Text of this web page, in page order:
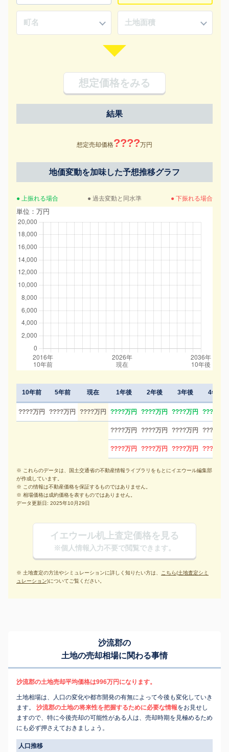
想定価格をみる
結果
想定売却価格????万円
地価変動を加味した予想推移グラフ
● 上振れる場合 ● 過去変動と同水準 ● 下振れる場合
単位：万円
10年前 5年前 現在
????万円 ????万円 ????万円
1年後 2年後 3年後 4年後
????万円 ????万円 ????万円 ????万円
????万円 ????万円 ????万円 ????万円
????万円 ????万円 ????万円 ????万円
※ これらのデータは、国土交通省の不動産情報ライブラリをもとにイエウール編集部
が作成しています。
※ この情報は不動産価格を保証するものではありません。
※ 相場価格は成約価格を表すものではありません。
データ更新日: 2025年10月29日
イエウール机上査定価格を見る
※個人情報入力不要で閲覧できます。
※ 土地査定の方法やシミュレーションに詳しく知りたい方は、 こちら(土地査定シミ
ュレーション)についてご覧ください。
沙流郡の
土地の売却相場に関わる事情
沙流郡の土地売却平均価格は996万円になります。
土地相場は、人口の変化や都市開発の有無によって今後も変化していき
ます。
沙流郡の土地の将来性を把握するために必要な情報をお見せし
ますので、特に今後売却の可能性がある人は、売却時期を見極めるため
にも必ず押さえておきましょう。
人口推移